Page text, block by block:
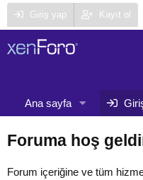
Giriş yap Kayıt ol
Ana sayfa
Foruma hoş
Forum içeriğine ve tüm